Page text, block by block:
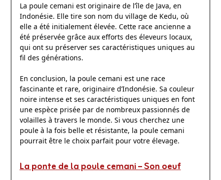
La poule cemani est originaire de l’île de Java, en
Indonésie. Elle tire son nom du village de Kedu, où
elle a été initialement élevée. Cette race ancienne a
été préservée grâce aux efforts des éleveurs locaux,
qui ont su préserver ses caractéristiques uniques au
fil des générations.
En conclusion, la poule cemani est une race
fascinante et rare, originaire d’Indonésie. Sa couleur
noire intense et ses caractéristiques uniques en font
une espèce prisée par de nombreux passionnés de
volailles à travers le monde. Si vous cherchez une
poule à la fois belle et résistante, la poule cemani
pourrait être le choix parfait pour votre élevage.
La ponte de la poule cemani – Son oeuf